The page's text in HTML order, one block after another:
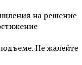
на решение
Не жалейте